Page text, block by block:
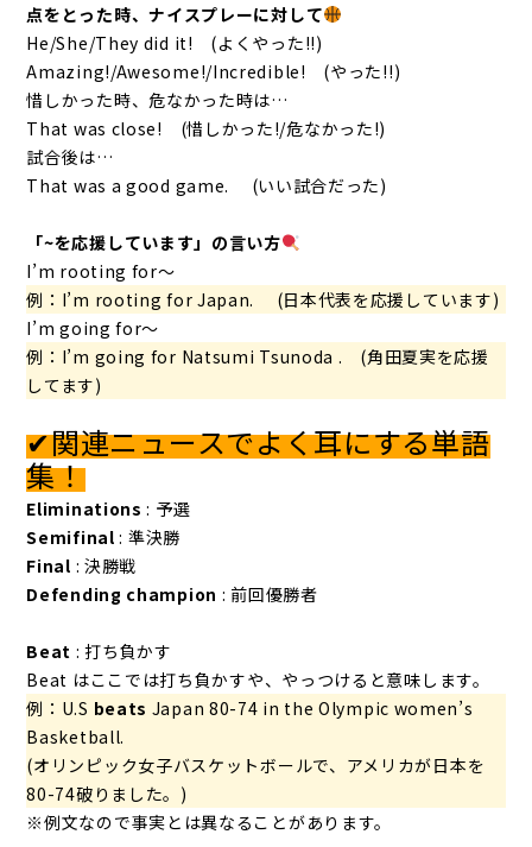
点をとった時、ナイスプレーに対して
He/She/They did it! (よくやった!!)
Amazing!/Awesome!/Incredible! (やった!!)
惜しかった時、危なかった時は…
That was close! (惜しかった!/危なかった!)
試合後は…
That was a good game. (いい試合だった)
「~を応援しています」の言い方
I’m rooting for〜
例：I’m rooting for Japan. (日本代表を応援しています)
I’m going for〜
例：I’m going for Natsumi Tsunoda . (角田夏実を応援
してます)
✔関連ニュースでよく耳にする単語
集！
Eliminations : 予選
Semifinal : 準決勝
Final : 決勝戦
Defending champion : 前回優勝者
Beat : 打ち負かす
Beat はここでは打ち負かすや、やっつけると意味します。
例：U.S beats Japan 80-74 in the Olympic women’s
Basketball.
(オリンピック女子バスケットボールで、アメリカが日本を
80-74破りました。)
※例文なので事実とは異なることがあります。